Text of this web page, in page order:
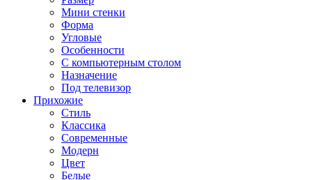
Мини стенки
Форма
Угловые
Особенности
С компьютерным столом
Назначение
Под телевизор
Прихожие
Стиль
Классика
Современные
Модерн
Цвет
Белые